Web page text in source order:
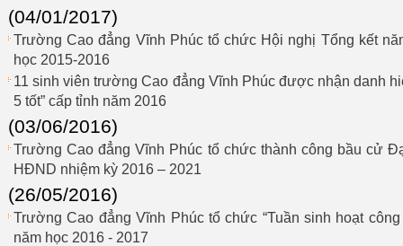
(04/01/2017)
Trường Cao đẳng Vĩnh Phúc tổ chức Hội nghị Tổng kết
học 2015-2016
11 sinh viên trường Cao đẳng Vĩnh Phúc được nhận danh
5 tốt” cấp tỉnh năm 2016
(03/06/2016)
Trường Cao đẳng Vĩnh Phúc tổ chức thành công bầu cử
HĐND nhiệm kỳ 2016 – 2021
(26/05/2016)
Trường Cao đẳng Vĩnh Phúc tổ chức “Tuần sinh hoạt
năm học 2016 - 2017